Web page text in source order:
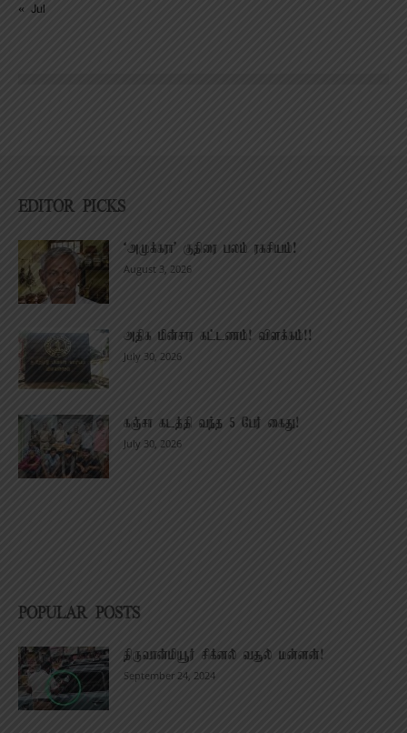
« Jul
EDITOR PICKS
‘அமுக்கரா’ குதிரை பலம் ரகசியம்!
August 3, 2026
அதிக மின்சார கட்டணம்! விளக்கம்!!
July 30, 2026
கஞ்சா கடத்தி வந்த 5 பேர் கைது!
July 30, 2026
POPULAR POSTS
திருவான்மியூர் சிக்னல் வசூல் மன்னன்!
September 24, 2024